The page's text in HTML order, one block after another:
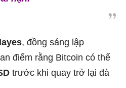
, đồng sáng lập
điểm rằng Bitcoin có thể
trước khi quay trở lại đà